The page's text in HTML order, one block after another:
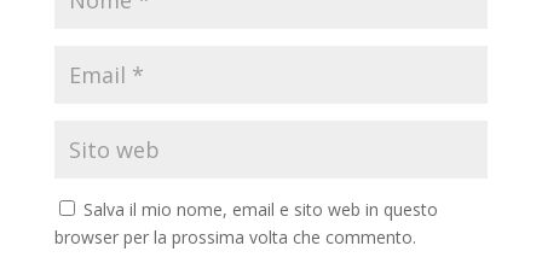
Salva il mio nome, email e sito web in questo
browser per la prossima volta che commento.